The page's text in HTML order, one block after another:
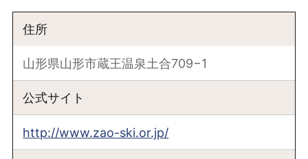
住所
山形県山形市蔵王温泉土合709−1
公式サイト
http://www.zao-ski.or.jp/